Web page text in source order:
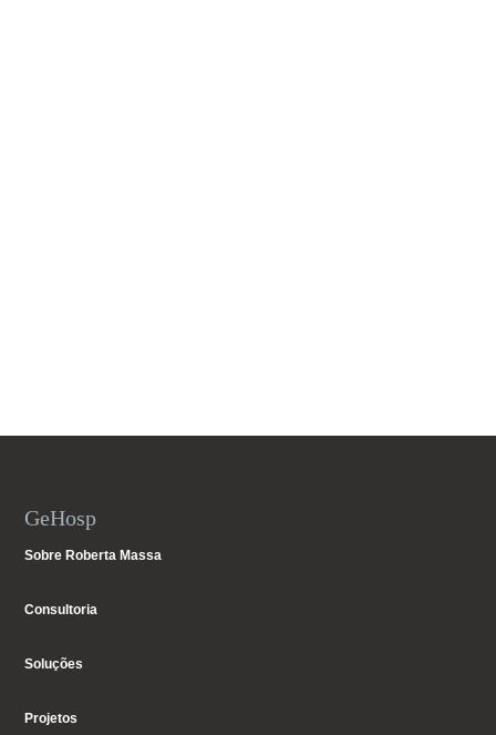
GeHosp
Sobre Roberta Massa
Consultoria
Soluções
Projetos